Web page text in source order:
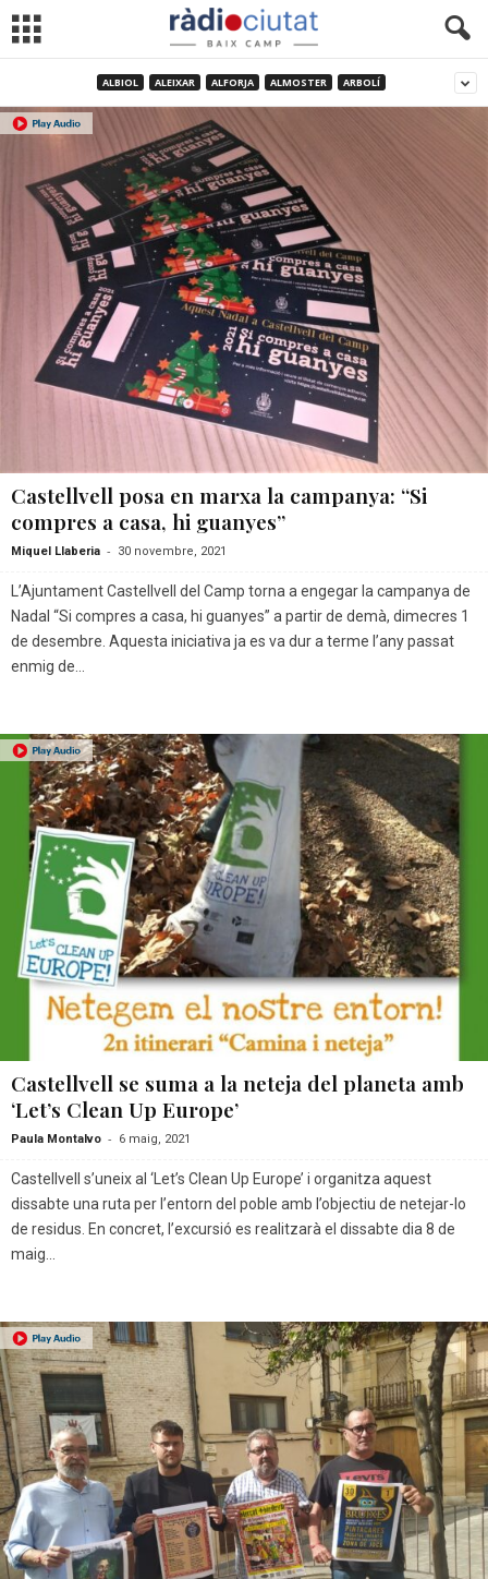
ALBIOL ALEIXAR ALFORJA ALMOSTER ARBOLÍ
Castellvell posa en marxa la campanya: “Si
compres a casa, hi guanyes”
Miquel Llaberia - 30 novembre, 2021
L’Ajuntament Castellvell del Camp torna a engegar la campanya de
Nadal “Si compres a casa, hi guanyes” a partir de demà, dimecres 1
de desembre. Aquesta iniciativa ja es va dur a terme l’any passat
enmig de...
Castellvell se suma a la neteja del planeta amb
‘Let’s Clean Up Europe’
Paula Montalvo - 6 maig, 2021
Castellvell s’uneix al ‘Let’s Clean Up Europe’ i organitza aquest
dissabte una ruta per l’entorn del poble amb l’objectiu de netejar-lo
de residus. En concret, l’excursió es realitzarà el dissabte dia 8 de
maig...